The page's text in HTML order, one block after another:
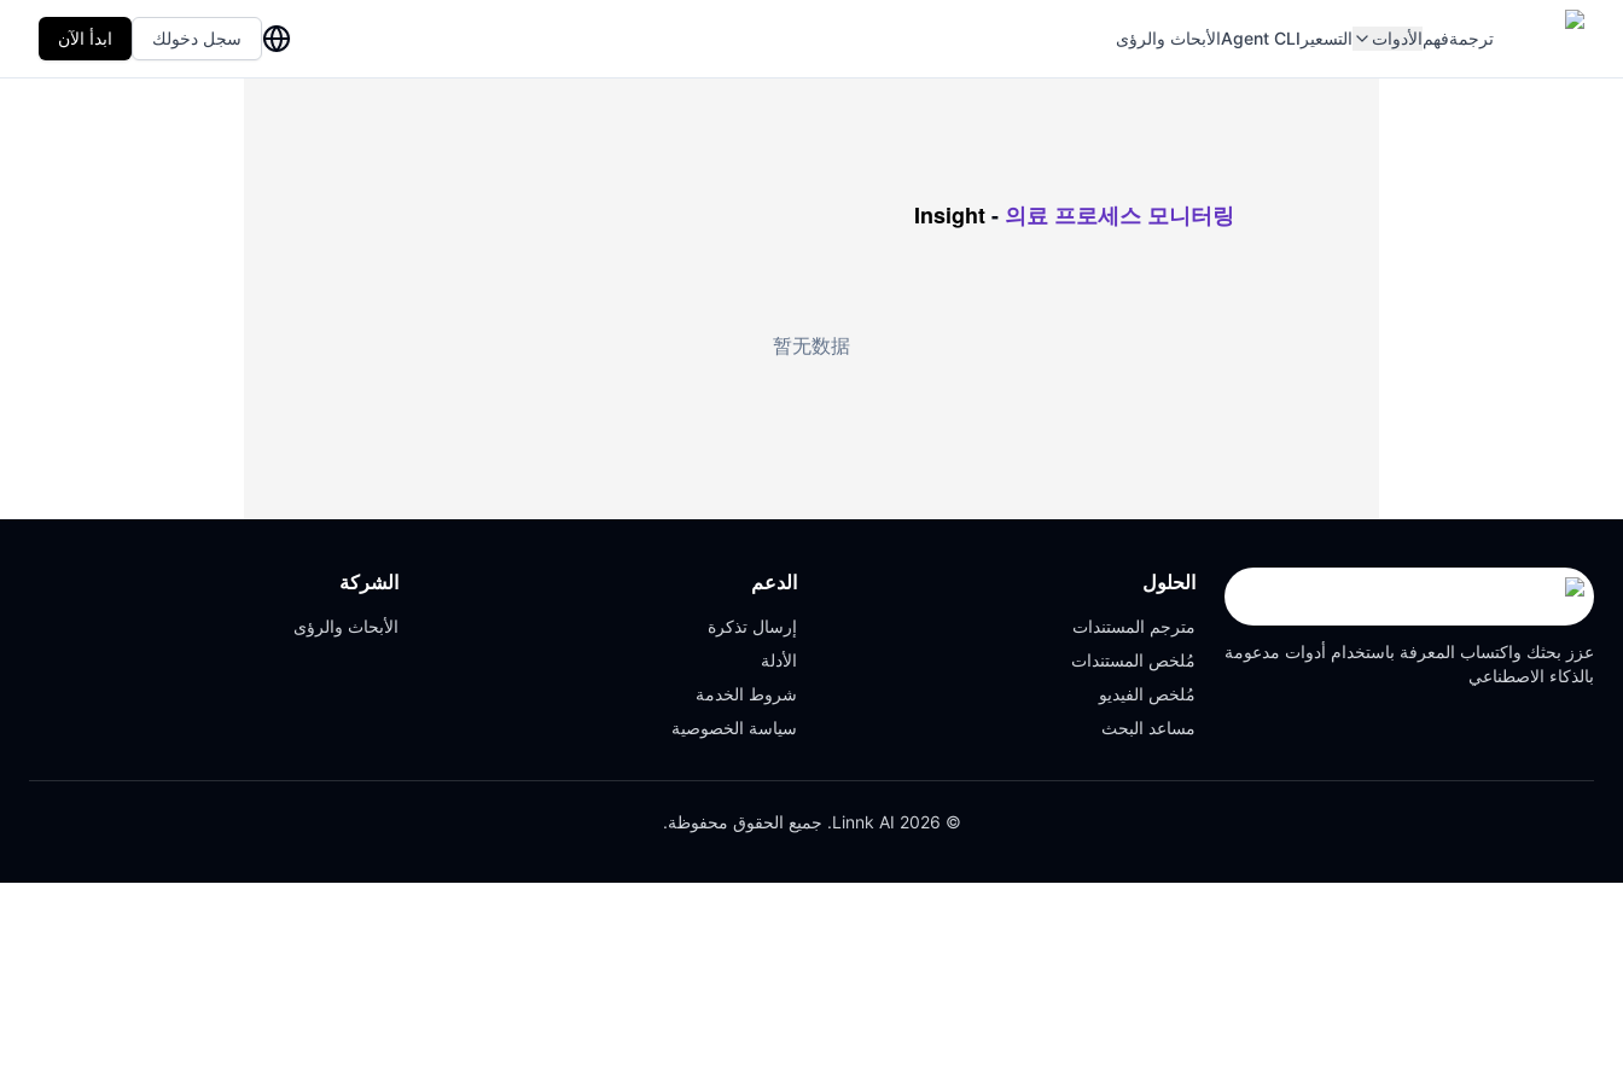
ترجمةفهمالأدوات التسعير Agent CLIالأبحاث والرؤى سجل دخولك ابدأ الآن
Insight- 의료 프로세스 모니터링
暂无数据
عزز بحثك واكتساب المعرفة باستخدام أدوات مدعومة
بالذكاء الاصطناعي
الحلول
مترجم المستندات
مُلخص المستندات
مُلخص الفيديو
مساعد البحث
الدعم
إرسال تذكرة
الأدلة
شروط الخدمة
سياسة الخصوصية
الشركة
الأبحاث والرؤى
© 2026 Linnk AI. جميع الحقوق محفوظة.